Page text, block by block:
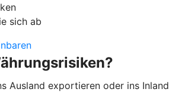
sich ab
Ausland exportieren oder ins Inland